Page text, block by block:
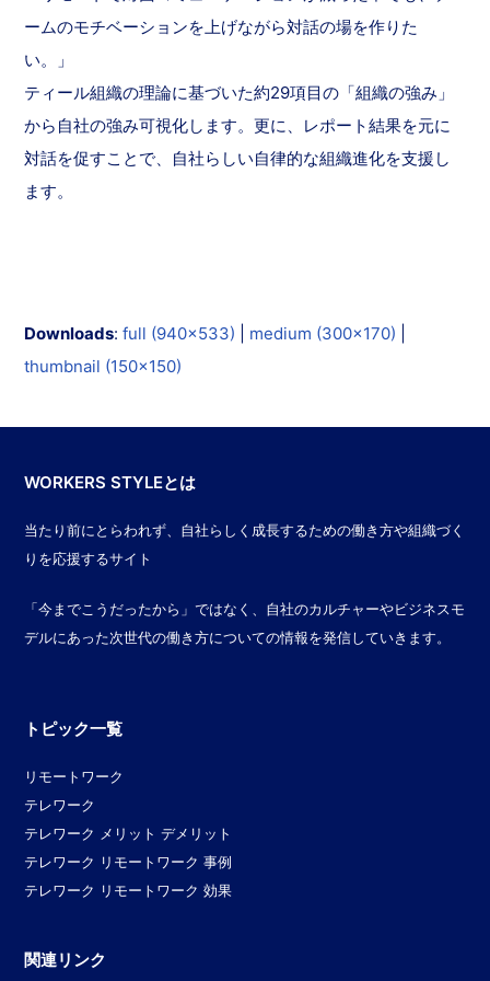
ームのモチベーションを上げながら対話の場を作りた
い。」
ティール組織の理論に基づいた約29項目の「組織の強み」
から自社の強み可視化します。更に、レポート結果を元に
対話を促すことで、自社らしい自律的な組織進化を支援し
ます。
Downloads:full (940x533) medium (300x170)
thumbnail (150x150)
WORKERS STYLEとは
当たり前にとらわれず、自社らしく成長するための働き方や組織づく
りを応援するサイト
「今までこうだったから」ではなく、自社のカルチャーやビジネスモ
デルにあった次世代の働き方についての情報を発信していきます。
トピック一覧
リモートワーク
テレワーク
テレワーク メリット デメリット
テレワーク リモートワーク 事例
テレワーク リモートワーク 効果
関連リンク